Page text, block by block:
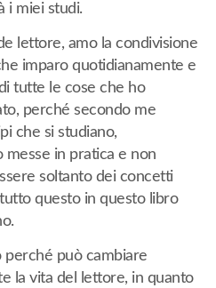
i miei studi.
lettore, amo la condivisione
imparo quotidianamente e
tutte le cose che ho
perché secondo me
che si studiano,
in pratica e non
soltanto dei concetti
questo in questo libro
perché può cambiare
la vita del lettore, in quanto